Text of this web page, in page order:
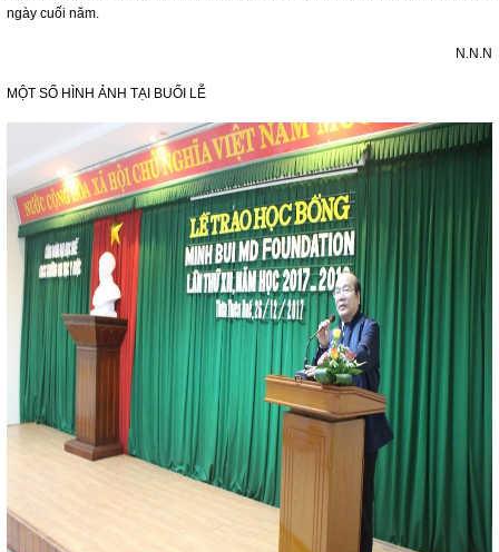
ngày cuối năm.
N.N.N
MỘT SỐ HÌNH ẢNH TẠI BUỔI LỄ